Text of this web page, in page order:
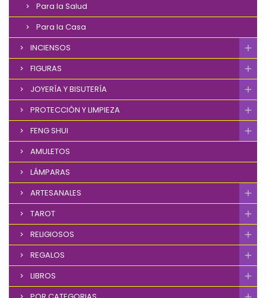
Para la Salud
Para la Casa
INCIENSOS
FIGURAS
JOYERÍA Y BISUTERÍA
PROTECCIÓN Y LIMPIEZA
FENG SHUI
AMULETOS
LÁMPARAS
ARTESANALES
TAROT
RELIGIOSOS
REGALOS
LIBROS